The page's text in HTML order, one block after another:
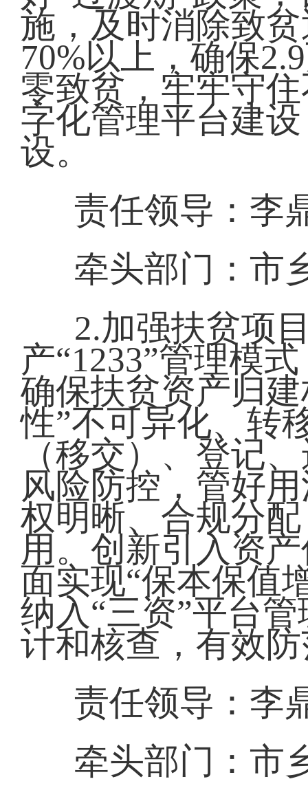
施，及时消除致
70%以上，确保
零致贫，牢牢守
字化管理平台建
设。
责任领导：李
牵头部门：市
2.加强扶贫项
产“1233”管理模
确保扶贫资产归
性”不可异化、转
（移交）、登记
风险防控，管好
权明晰、合规分
用。创新引入资
面实现“保本保值
纳入“三资”平台
计和核查，有效
责任领导：李
牵头部门：市